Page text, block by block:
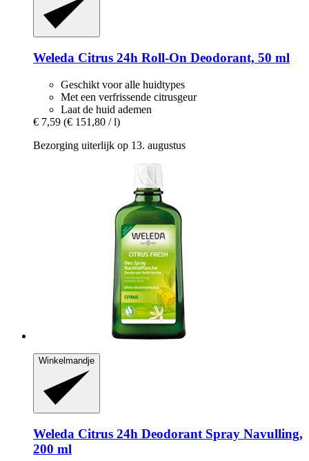
Weleda Citrus 24h Roll-​On Deodorant, 50 ml
Geschikt voor alle huidtypes
Met een verfrissende citrusgeur
Laat de huid ademen
€ 7,59 (€ 151,80 / l)
Bezorging uiterlijk op 13. augustus
Winkelmandje
Weleda Citrus 24h Deodorant Spray Navulling,
200 ml